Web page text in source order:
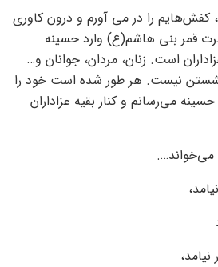
را در می آورم و درون کاوری
قمر بنی هاشم(ع) وارد حسینه
است. زنان، مردان، جوانان و…
نیست. هر طور شده است خود را
می‌رسانم و کنار بقیه عزاداران
می‌خواند….